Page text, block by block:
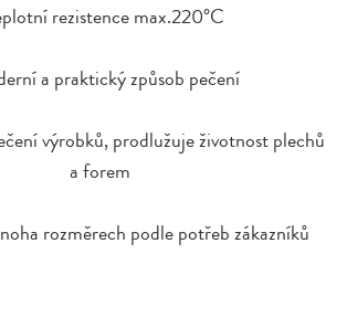
rezistence max.220°C
a praktický způsob pečení
výrobků, prodlužuje životnost plechů
a forem
rozměrech podle potřeb zákazníků